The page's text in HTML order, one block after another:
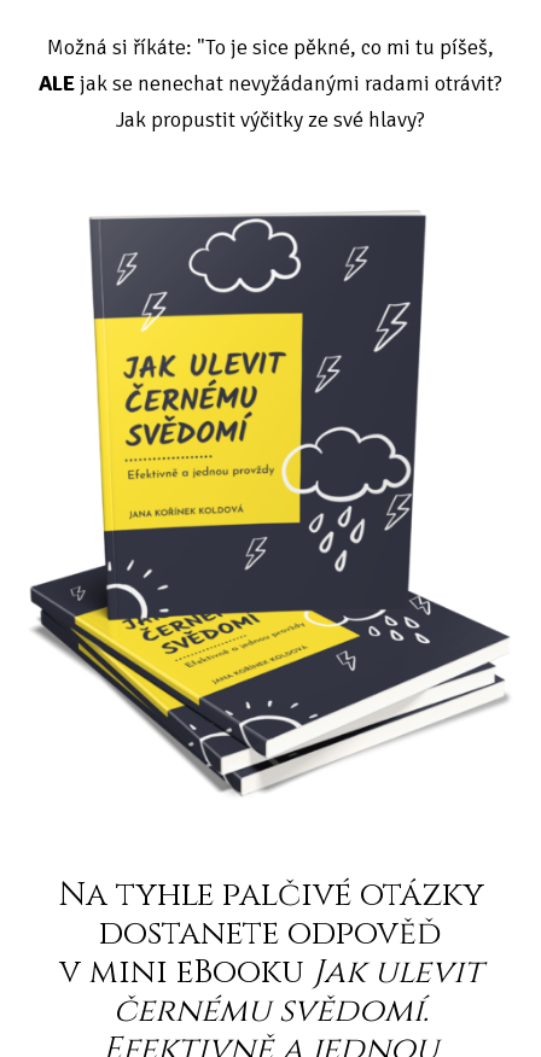
Možná si říkáte: "To je sice pěkné, co mi tu píšeš,
ALEjak se nenechat nevyžádanými radami otrávit?
Jak propustit výčitky ze své hlavy?
Na tyhle palčivé otázky
dostanete odpověď
v mini eBooku Jak ulevit
černému svědomí.